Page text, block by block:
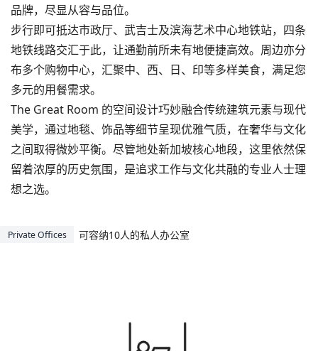
品牌，尽显从容与品位。
步行即可抵达市政厅、武吉士及滨海艺术中心地铁站，四条
地铁线路交汇于此，让通勤前所未有地便捷高效。周边亦分
布多个购物中心，汇聚中、西、日、印等多样美食，满足您
多元的用餐需求。
The Great Room 的空间设计巧妙融合传统建筑元素与现代
美学，通过地毯、饰品等细节呈现优雅气质，在奢华与文化
之间取得微妙平衡。尽管地处新加坡核心地段，这里依然保
留着浓厚的历史氛围，是追求工作与文化共融的专业人士理
想之选。
Private Offices 可容纳10人的私人办公室